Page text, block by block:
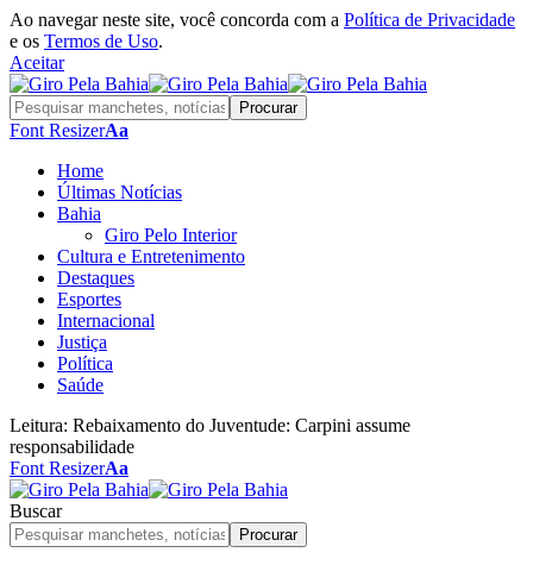
Ao navegar neste site, você concorda com a Política de Privacidade
e os Termos de Uso.
Aceitar
Font ResizerAa
Home
Últimas Notícias
Bahia
Giro Pelo Interior
Cultura e Entretenimento
Destaques
Esportes
Internacional
Justiça
Política
Saúde
Leitura: Rebaixamento do Juventude: Carpini assume
responsabilidade
Font ResizerAa
Buscar